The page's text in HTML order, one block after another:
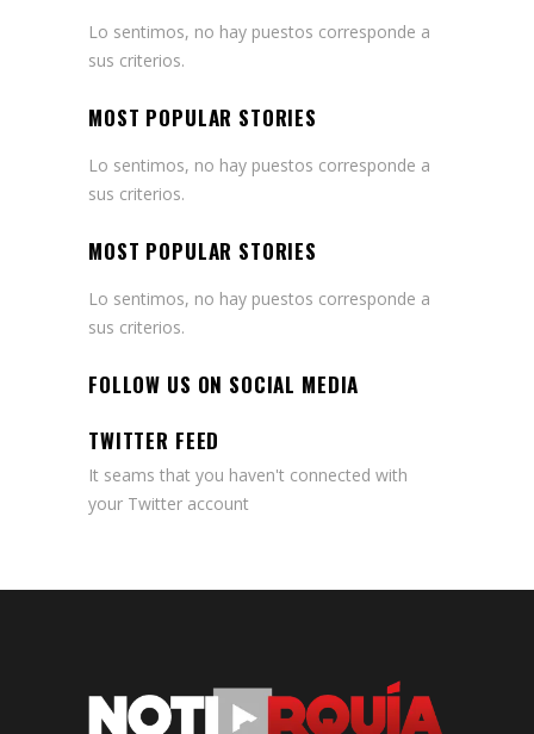
Lo sentimos, no hay puestos corresponde a
sus criterios.
MOST POPULAR STORIES
Lo sentimos, no hay puestos corresponde a
sus criterios.
MOST POPULAR STORIES
Lo sentimos, no hay puestos corresponde a
sus criterios.
FOLLOW US ON SOCIAL MEDIA
TWITTER FEED
It seams that you haven't connected with
your Twitter account